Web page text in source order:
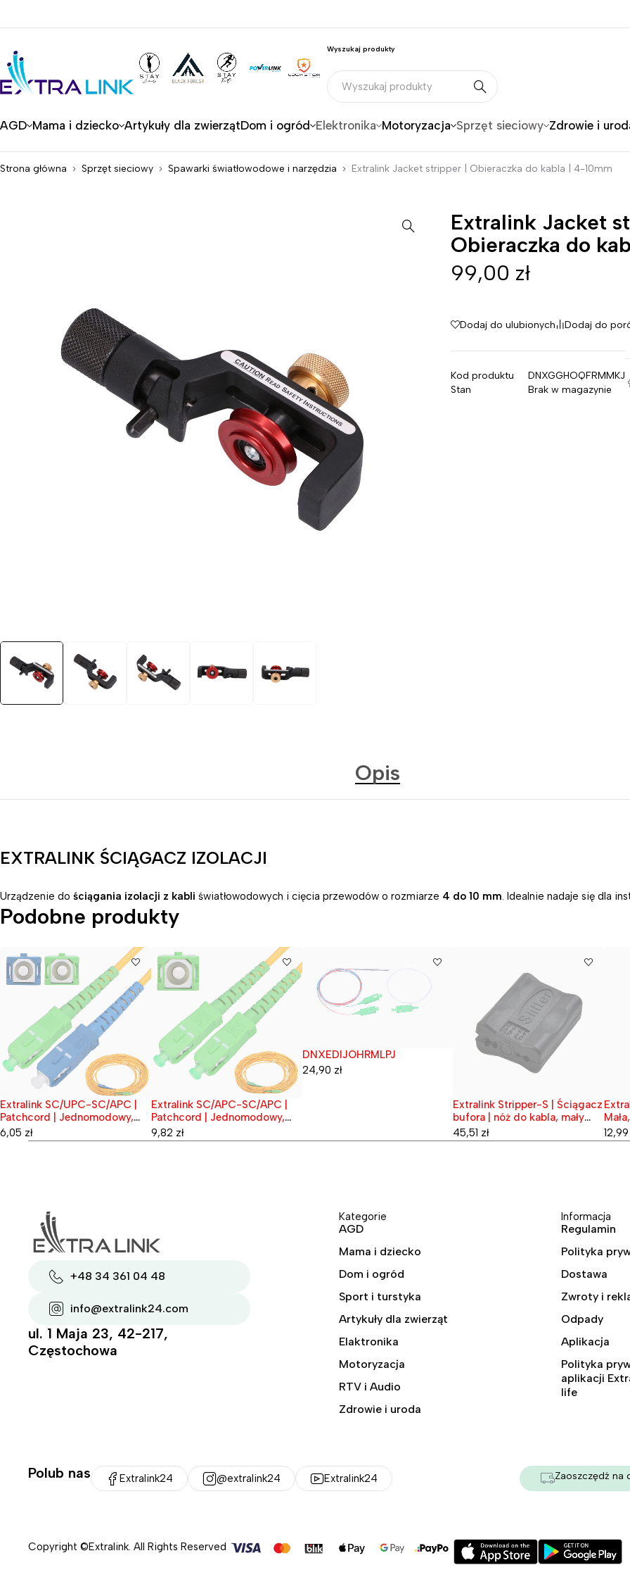
Wyszukaj produkty
AGD Mama i dziecko Artykuły dla zwierzątDom i ogród Elektronika Motoryzacja Sprzęt sieciowy Zdrowie i
Strona główna Sprzęt sieciowy Spawarki światłowodowe i narzędzia Extralink Jacket stripper | Obieraczka do kabla | 4-10mm
Extralink Jacket
Obieraczka do
99,00 zł
Dodaj do ulubionych Dodaj do
Kod produktu
DNXGGHOQFRMMKJ
Stan
Brak w magazynie
Opis
EXTRALINK ŚCIĄGACZ IZOLACJI
Urządzenie do ściągania izolacji z kabli światłowodowych i cięcia przewodów o rozmiarze 4 do 10 mm. Idealnie nadaje się dla
Podobne produkty
Wyprzedane
Extralink SC/UPC-SC/APC |
Patchcord | Jednomodowy,
Simplex, G.657A1, 3mm, 1m
6,05 zł
Wyprzedane
Extralink SC/APC-SC/APC |
Patchcord | Jednomodowy,
Simplex, 3mm, 10m
9,82 zł
Wyprzedane
DNXEDIJOHRMLPJ
24,90 zł
Wyprzedane
Extralink Stripper-S | Ściągacz
bufora | nóż do kabla, mały
1.5mm - 3.3mm
45,51 zł
12,99
+48 34 361 04 48
info@extralink24.com
ul. 1 Maja 23, 42-217,
Częstochowa
Kategorie
AGD
Mama i dziecko
Dom i ogród
Sport i turstyka
Artykuły dla zwierząt
Elaktronika
Motoryzacja
RTV i Audio
Zdrowie i uroda
Informacja
Regulamin
Polityka
Dostawa
Zwroty i
Odpady
Aplikacja
Polityka
aplikacji
life
Polub nas Extralink24 @extralink24 Extralink24 Zaoszczędź na
Copyright ©Extralink. All Rights Reserved